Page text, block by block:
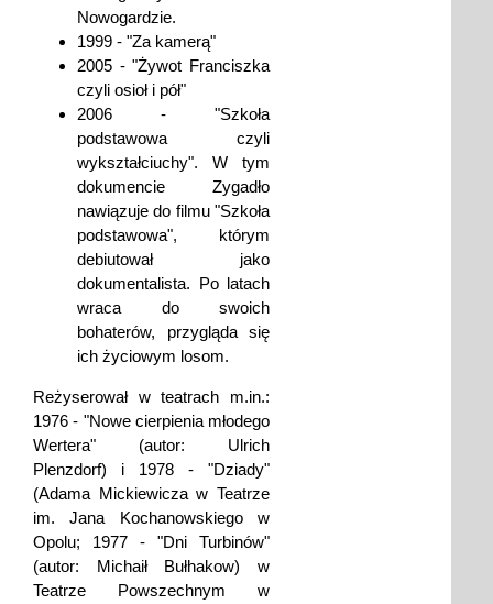
Nowogardzie.
1999 - "Za kamerą"
2005 - "Żywot Franciszka
czyli osioł i pół"
2006 - "Szkoła
podstawowa czyli
wykształciuchy". W tym
dokumencie Zygadło
nawiązuje do filmu "Szkoła
podstawowa", którym
debiutował jako
dokumentalista. Po latach
wraca do swoich
bohaterów, przygląda się
ich życiowym losom.
Reżyserował w teatrach m.in.:
1976 - "Nowe cierpienia młodego
Wertera" (autor: Ulrich
Plenzdorf) i 1978 - "Dziady"
(Adama Mickiewicza w Teatrze
im. Jana Kochanowskiego w
Opolu; 1977 - "Dni Turbinów"
(autor: Michaił Bułhakow) w
Teatrze Powszechnym w